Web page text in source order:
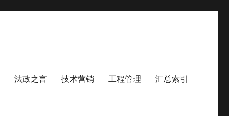
法政之言 技术营销 工程管理 汇总索引